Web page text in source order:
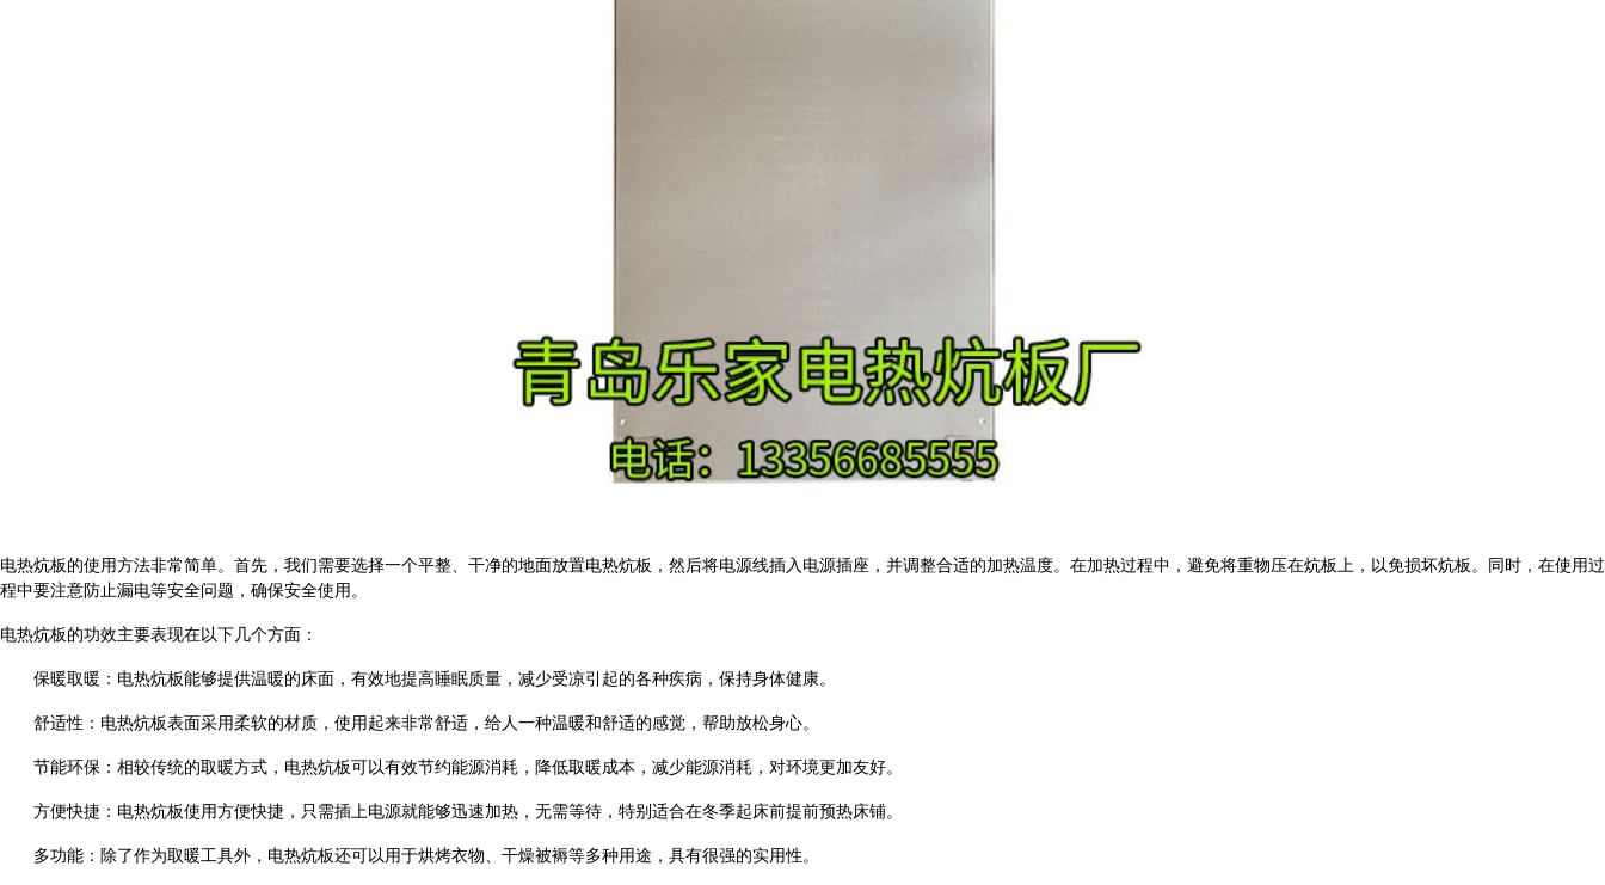
电热炕板的使用方法非常简单。首先，我们需要选择一个平整、干净的地面放置电热炕板，然后将电源线插入电源插座，并调整合适的加热温度。在加热过程中，避免将重物压在炕板上，以免损坏炕板。同时，在使用过
程中要注意防止漏电等安全问题，确保安全使用。
电热炕板的功效主要表现在以下几个方面：
保暖取暖：电热炕板能够提供温暖的床面，有效地提高睡眠质量，减少受凉引起的各种疾病，保持身体健康。
舒适性：电热炕板表面采用柔软的材质，使用起来非常舒适，给人一种温暖和舒适的感觉，帮助放松身心。
节能环保：相较传统的取暖方式，电热炕板可以有效节约能源消耗，降低取暖成本，减少能源消耗，对环境更加友好。
方便快捷：电热炕板使用方便快捷，只需插上电源就能够迅速加热，无需等待，特别适合在冬季起床前提前预热床铺。
多功能：除了作为取暖工具外，电热炕板还可以用于烘烤衣物、干燥被褥等多种用途，具有很强的实用性。